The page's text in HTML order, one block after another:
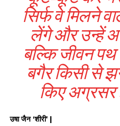
सिर्फ वे मिलने
लेंगे और उन्हें
बल्कि जीवन
बगैर किसी से
किए अग्रसर
उषा जैन ‘शीरी’ |